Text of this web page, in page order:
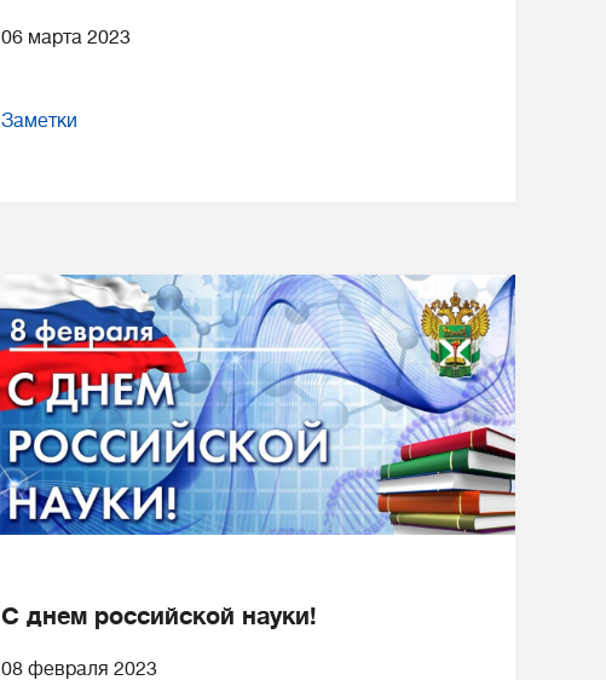
06 марта 2023
Заметки
С днем российской науки!
08 февраля 2023